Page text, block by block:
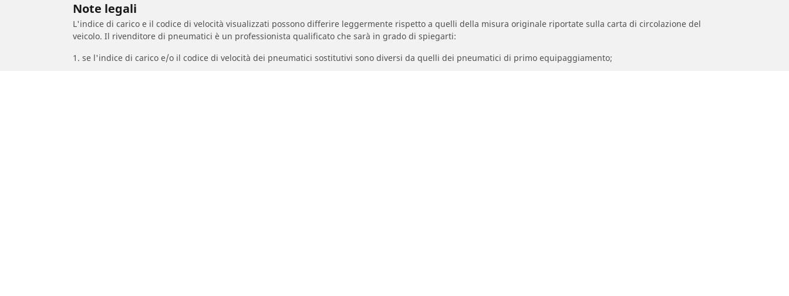
Note legali
L'indice di carico e il codice di velocità visualizzati possono differire leggermente rispetto a quelli della misura originale riportate sulla carta di circolazione del
veicolo. Il rivenditore di pneumatici è un professionista qualificato che sarà in grado di spiegarti:
1. se l'indice di carico e/o il codice di velocità dei pneumatici sostitutivi sono diversi da quelli dei pneumatici di primo equipaggiamento;